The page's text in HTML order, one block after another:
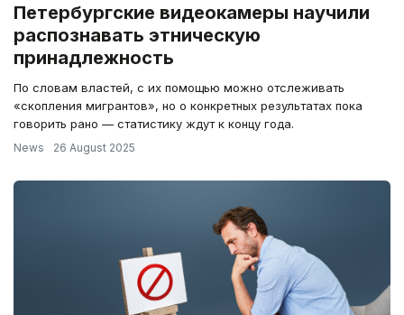
Петербургские видеокамеры научили
распознавать этническую
принадлежность
По словам властей, с их помощью можно отслеживать
«скопления мигрантов», но о конкретных результатах пока
говорить рано — статистику ждут к концу года.
News 26 August 2025